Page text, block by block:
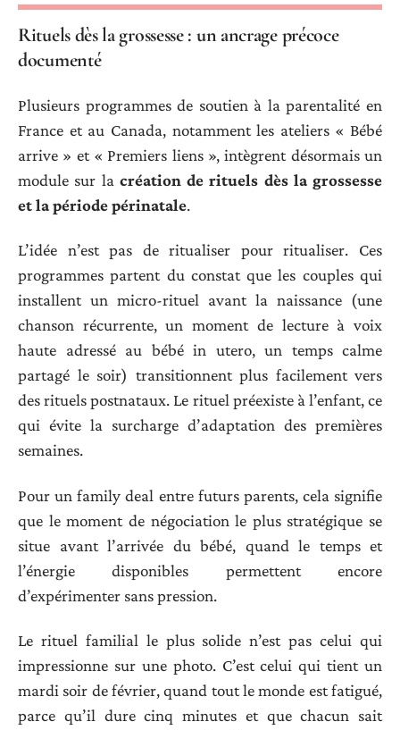
Rituels dès la grossesse : un ancrage précoce
documenté
Plusieurs programmes de soutien à la parentalité en
France et au Canada, notamment les ateliers « Bébé
arrive » et « Premiers liens », intègrent désormais un
module sur la création de rituels dès la grossesse
et la période périnatale.
L’idée n’est pas de ritualiser pour ritualiser. Ces
programmes partent du constat que les couples qui
installent un micro-rituel avant la naissance (une
chanson récurrente, un moment de lecture à voix
haute adressé au bébé in utero, un temps calme
partagé le soir) transitionnent plus facilement vers
des rituels postnataux. Le rituel préexiste à l’enfant, ce
qui évite la surcharge d’adaptation des premières
semaines.
Pour un family deal entre futurs parents, cela signifie
que le moment de négociation le plus stratégique se
situe avant l’arrivée du bébé, quand le temps et
l’énergie disponibles permettent encore
d’expérimenter sans pression.
Le rituel familial le plus solide n’est pas celui qui
impressionne sur une photo. C’est celui qui tient un
mardi soir de février, quand tout le monde est fatigué,
parce qu’il dure cinq minutes et que chacun sait